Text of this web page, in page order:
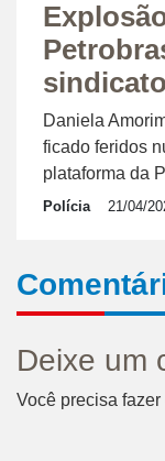
Daniela
ficado feridos
plataforma da
Polícia 21/04/
Deixe um
Você precisa fazer